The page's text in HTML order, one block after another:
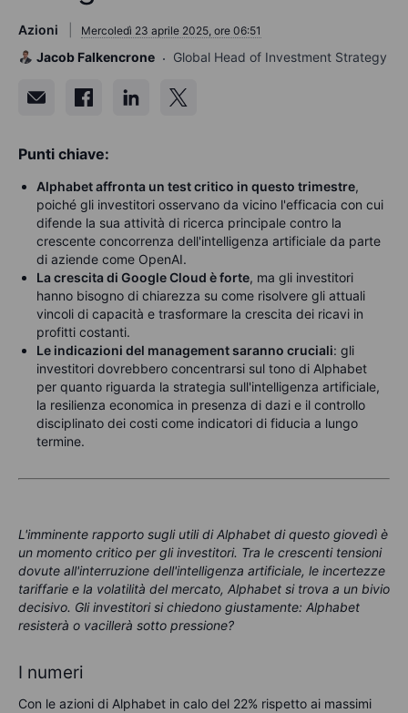
Azioni Mercoledì 23 aprile 2025, ore 06:51
Jacob Falkencrone Global Head of Investment Strategy
Punti chiave:
Alphabet affronta un test critico in questo trimestre,
poiché gli investitori osservano da vicino l'efficacia con cui
difende la sua attività di ricerca principale contro la
crescente concorrenza dell'intelligenza artificiale da parte
di aziende come OpenAI.
La crescita di Google Cloud è forte, ma gli investitori
hanno bisogno di chiarezza su come risolvere gli attuali
vincoli di capacità e trasformare la crescita dei ricavi in
profitti costanti.
Le indicazioni del management saranno cruciali: gli
investitori dovrebbero concentrarsi sul tono di Alphabet
per quanto riguarda la strategia sull'intelligenza artificiale,
la resilienza economica in presenza di dazi e il controllo
disciplinato dei costi come indicatori di fiducia a lungo
termine.
L'imminente rapporto sugli utili di Alphabet di questo giovedì è
un momento critico per gli investitori. Tra le crescenti tensioni
dovute all'interruzione dell'intelligenza artificiale, le incertezze
tariffarie e la volatilità del mercato, Alphabet si trova a un bivio
decisivo. Gli investitori si chiedono giustamente: Alphabet
resisterà o vacillerà sotto pressione?
I numeri
Con le azioni di Alphabet in calo del 22% rispetto ai massimi